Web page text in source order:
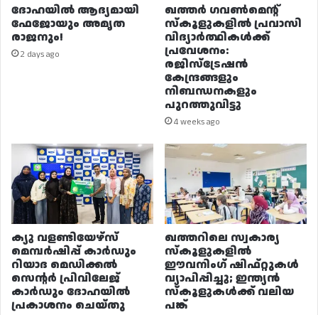
ദോഹയിൽ ആദ്യമായി
ഫേജോയും അമൃത
രാജനും!
2 days ago
ഖത്തർ ഗവൺമെന്റ്
സ്കൂളുകളിൽ പ്രവാസി
വിദ്യാർത്ഥികൾക്ക്
പ്രവേശനം:
രജിസ്ട്രേഷൻ
കേന്ദ്രങ്ങളും
നിബന്ധനകളും
പുറത്തുവിട്ടു
4 weeks ago
ക്യു വളണ്ടിയേഴ്‌സ്
മെമ്പർഷിപ്പ് കാർഡും
റിയാദ മെഡിക്കൽ
സെന്റർ പ്രിവിലേജ്
കാർഡും ദോഹയിൽ
പ്രകാശനം ചെയ്തു
ഖത്തറിലെ സ്വകാര്യ
സ്കൂളുകളിൽ
ഈവനിംഗ് ഷിഫ്റ്റുകൾ
വ്യാപിപ്പിച്ചു; ഇന്ത്യൻ
സ്കൂളുകൾക്ക് വലിയ
പങ്ക്